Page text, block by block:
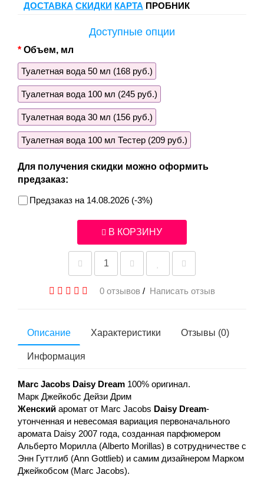
ДОСТАВКА СКИДКИ КАРТА ПРОБНИК
Доступные опции
Объем, мл
Туалетная вода 50 мл (168 руб.)
Туалетная вода 100 мл (245 руб.)
Туалетная вода 30 мл (156 руб.)
Туалетная вода 100 мл Тестер (209 руб.)
Для получения скидки можно оформить
предзаказ:
Предзаказ на 14.08.2026 (-3%)
В КОРЗИНУ
0 отзывов / Написать отзыв
Описание Характеристики Отзывы (0)
Информация
Marc Jacobs Daisy Dream 100% оригинал.
Марк Джейкобс Дейзи Дрим
Женский аромат от Marc Jacobs Daisy Dream-
утонченная и невесомая вариация первоначального
аромата Daisy 2007 года, созданная парфюмером
Альберто Морилла (Alberto Morillas) в сотрудничестве с
Энн Гуттлиб (Ann Gottlieb) и самим дизайнером Марком
Джейкобсом (Marc Jacobs).